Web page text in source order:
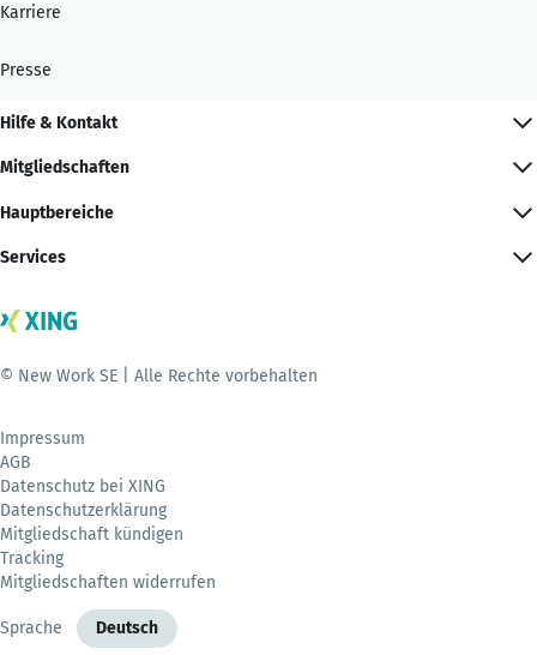
Karriere
Presse
Hilfe & Kontakt
Mitgliedschaften
Hauptbereiche
Services
© New Work SE | Alle Rechte vorbehalten
Impressum
AGB
Datenschutz bei XING
Datenschutzerklärung
Mitgliedschaft kündigen
Tracking
Mitgliedschaften widerrufen
Sprache Deutsch